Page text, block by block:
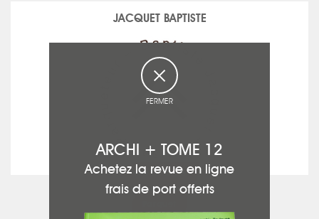
JACQUET BAPTISTE
voir la fiche
FERMER
ARCHI + TOME 12
Achetez la revue en ligne
frais de port offerts